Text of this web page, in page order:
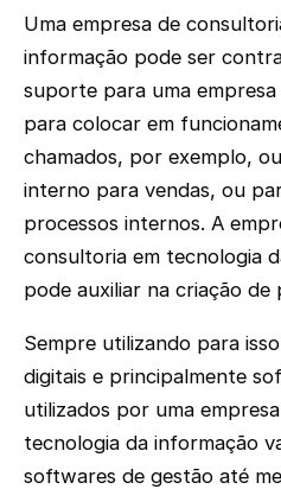
Uma empresa de
informação pode ser
suporte para uma
para colocar em
chamados, por exemplo,
interno para vendas, ou
processos internos. A
consultoria em tecnologia
pode auxiliar na criação de
Sempre utilizando para
digitais e principalmente
utilizados por uma
tecnologia da informação
softwares de gestão até